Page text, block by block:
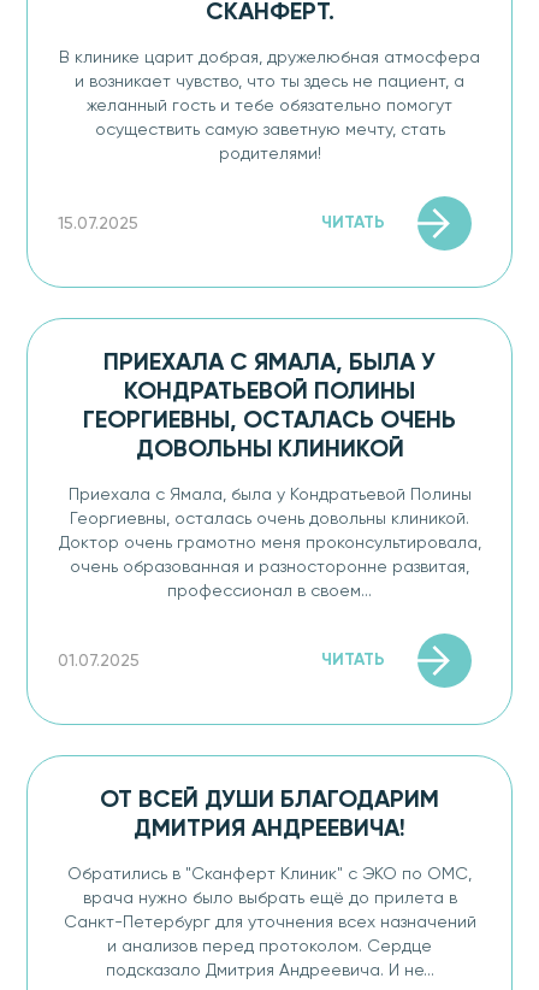
СКАНФЕРТ.
В клинике царит добрая, дружелюбная атмосфера
и возникает чувство, что ты здесь не пациент, а
желанный гость и тебе обязательно помогут
осуществить самую заветную мечту, стать
родителями!
15.07.2025 ЧИТАТЬ
ПРИЕХАЛА С ЯМАЛА, БЫЛА У
КОНДРАТЬЕВОЙ ПОЛИНЫ
ГЕОРГИЕВНЫ, ОСТАЛАСЬ ОЧЕНЬ
ДОВОЛЬНЫ КЛИНИКОЙ
Приехала с Ямала, была у Кондратьевой Полины
Георгиевны, осталась очень довольны клиникой.
Доктор очень грамотно меня проконсультировала,
очень образованная и разносторонне развитая,
профессионал в своем...
01.07.2025 ЧИТАТЬ
ОТ ВСЕЙ ДУШИ БЛАГОДАРИМ
ДМИТРИЯ АНДРЕЕВИЧА!
Обратились в "Сканферт Клиник" с ЭКО по ОМС,
врача нужно было выбрать ещё до прилета в
Санкт-Петербург для уточнения всех назначений
и анализов перед протоколом. Сердце
подсказало Дмитрия Андреевича. И не...